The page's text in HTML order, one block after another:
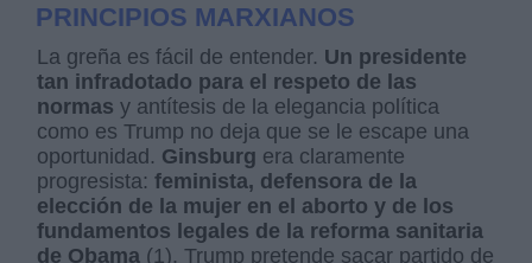
PRINCIPIOS MARXIANOS
La greña es fácil de entender. Un presidente
tan infradotado para el respeto de las
normas y antítesis de la elegancia política
como es Trump no deja que se le escape una
oportunidad. Ginsburg era claramente
progresista:feminista, defensora de la
elección de la mujer en el aborto y de los
fundamentos legales de la reforma sanitaria
de Obama (1). Trump pretende sacar partido de